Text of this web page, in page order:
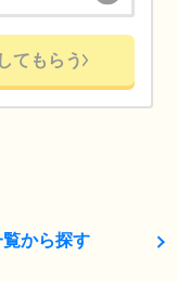
てもらう
から探す